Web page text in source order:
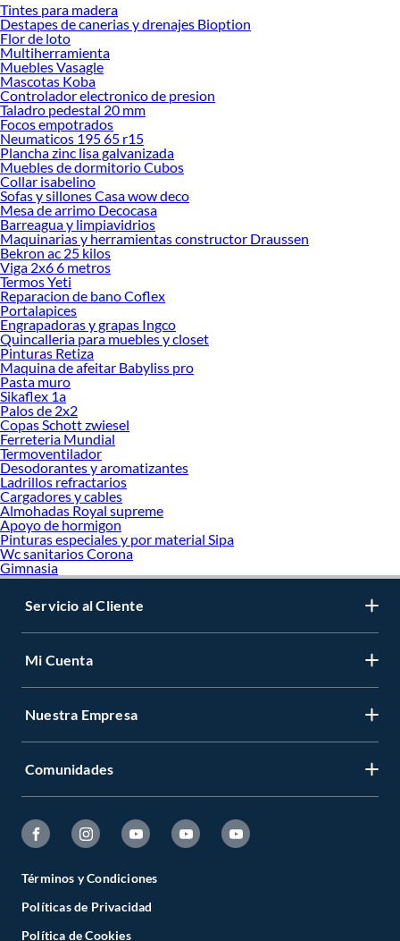
Desde remodelaciones hasta proyectos de decoración, estamos aquí para hacer
tus ideas realidad. ¡Visítanos y encuentra todo lo que tenemos para ofrecerte en
Engrapadoras y grapas!
Explora la variedad de productos de Engrapadoras y grapas en Sodimac
Herramientas, materiales y accesorios de calidad para tus proyectos y
renovación de espacios. ¡Visítanos y descubre todo lo que tenemos para
ofrecerte!
Encuentra una amplia variedad de productos de Engrapadoras y grapas en
Sodimac. Encuentra todo lo necesario para tus proyectos de renovación y
decoración. ¡Visítanos y haz tus ideas realidad!
Tintes para madera
Destapes de canerias y drenajes Bioption
Flor de loto
Multiherramienta
Muebles Vasagle
Mascotas Koba
Controlador electronico de presion
Taladro pedestal 20 mm
Focos empotrados
Neumaticos 195 65 r15
Plancha zinc lisa galvanizada
Muebles de dormitorio Cubos
Collar isabelino
Sofas y sillones Casa wow deco
Mesa de arrimo Decocasa
Barreagua y limpiavidrios
Maquinarias y herramientas constructor Draussen
Bekron ac 25 kilos
Viga 2x6 6 metros
Termos Yeti
Reparacion de bano Coflex
Portalapices
Engrapadoras y grapas Ingco
Quincalleria para muebles y closet
Pinturas Retiza
Maquina de afeitar Babyliss pro
Pasta muro
Sikaflex 1a
Palos de 2x2
Copas Schott zwiesel
Ferreteria Mundial
Termoventilador
Desodorantes y aromatizantes
Ladrillos refractarios
Cargadores y cables
Almohadas Royal supreme
Apoyo de hormigon
Pinturas especiales y por material Sipa
Wc sanitarios Corona
Gimnasia
Servicio al Cliente
Mi Cuenta
Nuestra Empresa
Comunidades
Términos y Condiciones
Políticas de Privacidad
Política de Cookies